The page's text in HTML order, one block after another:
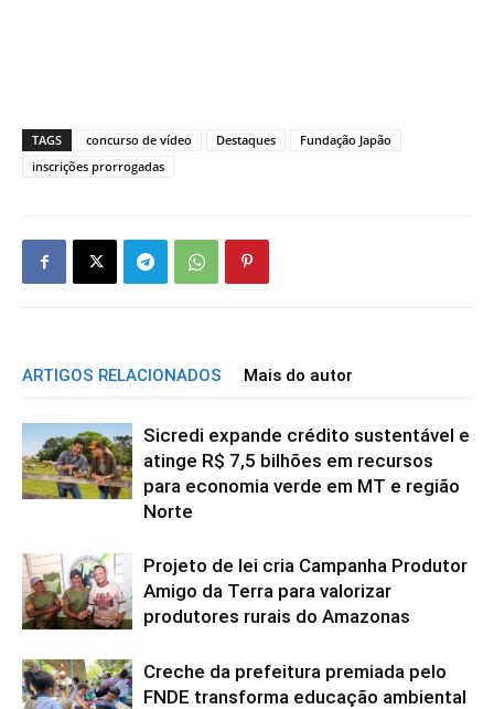
TAGS concurso de vídeo Destaques
Fundação Japão
inscrições prorrogadas
ARTIGOS RELACIONADOS Mais do autor
Sicredi expande crédito sustentável e
atinge R$ 7,5 bilhões em recursos
para economia verde em MT e região
Norte
Projeto de lei cria Campanha Produtor
Amigo da Terra para valorizar
produtores rurais do Amazonas
Creche da prefeitura premiada pelo
FNDE transforma educação ambiental